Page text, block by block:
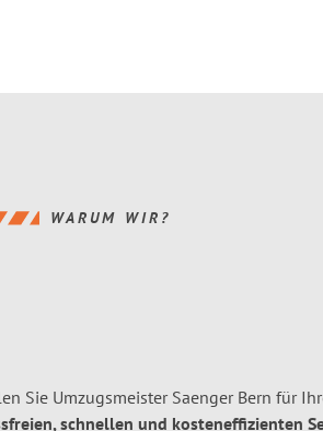
WARUM WIR?
Sie Umzugsmeister Saenger Bern für
schnellen und kosteneffizienten